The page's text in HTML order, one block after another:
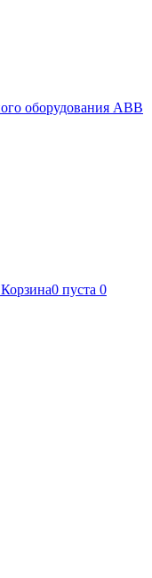
Корзина0 пуста 0